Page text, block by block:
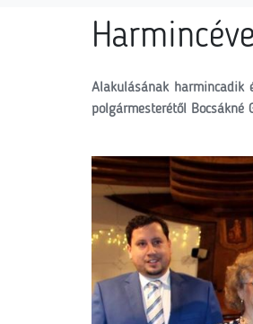
Alakulásának harmincadik
polgármesterétől Bocsákné